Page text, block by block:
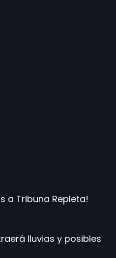
a Tribuna Repleta!
lluvias y posibles